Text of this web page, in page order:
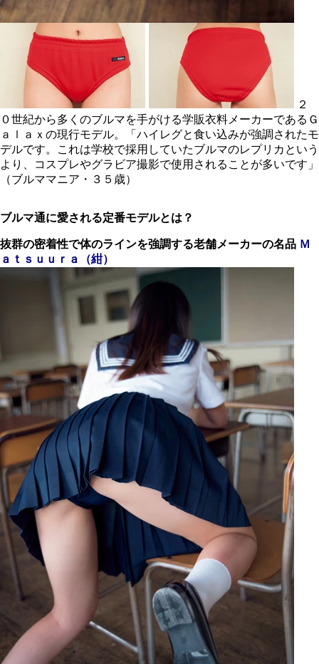
２
０世紀から多くのブルマを手がける学販衣料メーカーであるＧ
ａｌａｘの現行モデル。「ハイレグと食い込みが強調されたモ
デルです。これは学校で採用していたブルマのレプリカという
より、コスプレやグラビア撮影で使用されることが多いです」
（ブルママニア・３５歳）
ブルマ通に愛される定番モデルとは？
抜群の密着性で体のラインを強調する老舗メーカーの名品 Ｍ
ａｔｓｕｕｒａ（紺）